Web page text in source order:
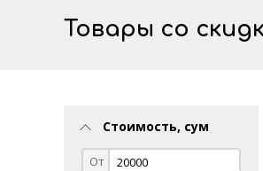
Товары со
Стоимость, сум
От